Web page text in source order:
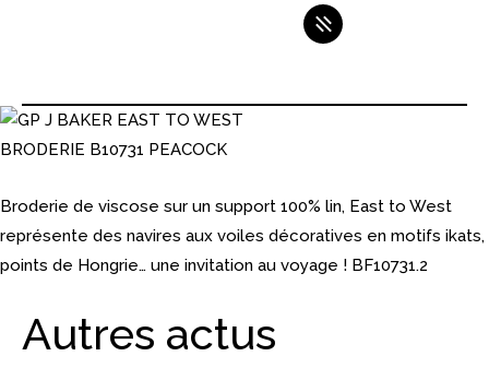
Broderie de viscose sur un support 100% lin, East to West
représente des navires aux voiles décoratives en motifs ikats,
points de Hongrie… une invitation au voyage ! BF10731.2
Autres actus